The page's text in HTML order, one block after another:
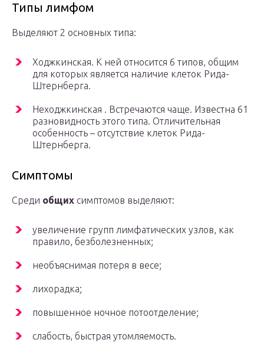
Типы лимфом
Выделяют 2 основных типа:
Ходжкинская. К ней относится 6 типов, общим
для которых является наличие клеток Рида-
Штернберга.
Неходжкинская . Встречаются чаще. Известна 61
разновидность этого типа. Отличительная
особенность – отсутствие клеток Рида-
Штернберга.
Симптомы
Среди общих симптомов выделяют:
увеличение групп лимфатических узлов, как
правило, безболезненных;
необъяснимая потеря в весе;
лихорадка;
повышенное ночное потоотделение;
слабость, быстрая утомляемость.